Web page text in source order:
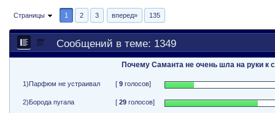
Страницы 1 2 3 вперед» 135
Сообщений в теме: 1349
Почему Саманта не очень шла на руки к
1)Парфюм не устраивал [ 9голосов]
2)Борода пугала [ 29голосов]